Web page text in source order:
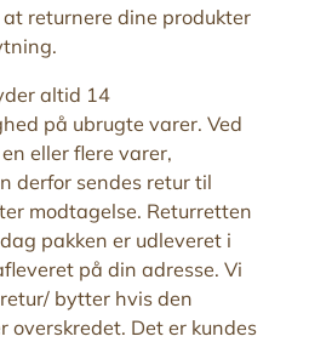
returnere dine produkter
altid 14
på ubrugte varer. Ved
eller flere varer,
derfor sendes retur til
modtagelse. Returretten
pakken er udleveret i
på din adresse. Vi
bytter hvis den
Det er kundes